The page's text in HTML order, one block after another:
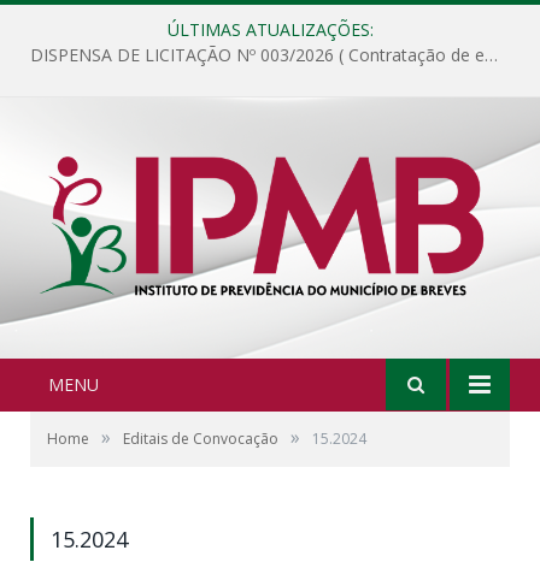
ÚLTIMAS ATUALIZAÇÕES:
DISPENSA DE LICITAÇÃO Nº 003/2026 ( Contratação de empresa para fornecimento de gêneros alimentícios não perecíveis, materiais de expediente, descartáveis, copa e cozinha, para análise e posterior publicação.)
MENU
Home » Editais de Convocação » 15.2024
15.2024